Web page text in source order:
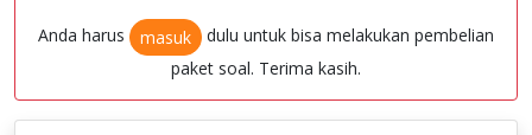
Anda harus masuk
dulu untuk bisa melakukan pembelian
paket soal. Terima kasih.